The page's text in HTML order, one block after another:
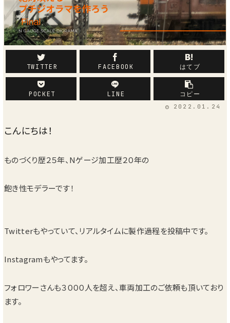
TWITTER FACEBOOK はてブ
POCKET LINE コピー
2022.01.24
こんにちは！
ものづくり歴２５年、Nゲージ加工歴２０年の
飽き性モデラーです！
Twitterもやっていて、リアルタイムに製作過程を投稿中です。
Instagramもやってます。
フォロワーさんも３０００人を超え、車両加工のご依頼も頂いており
ます。